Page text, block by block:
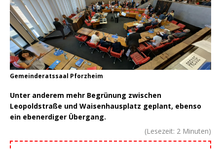
Gemeinderatssaal Pforzheim
Unter anderem mehr Begrünung zwischen
Leopoldstraße und Waisenhausplatz geplant, ebenso
ein ebenerdiger Übergang.
(Lesezeit: 2 Minuten)